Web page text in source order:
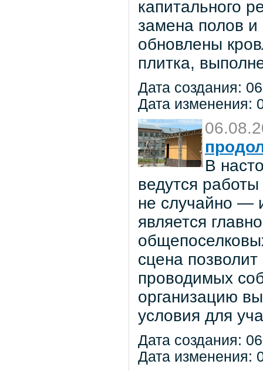
капитального
замена полов
обновлены
плитка,
Дата создания:
Дата изменения:
В
ведутся
не случайно —
является
сцена
проводимых
организацию
условия для
Дата создания:
Дата изменения: